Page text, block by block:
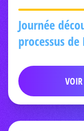
Journée
processus